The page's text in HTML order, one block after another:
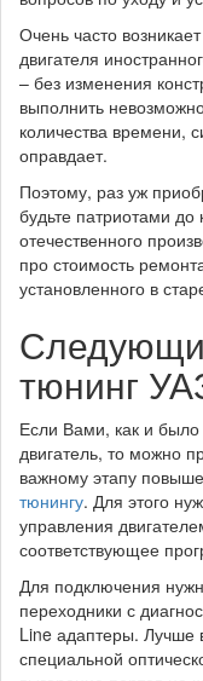
Очень часто
двигателя
– без изменения
выполнить
количества времени,
оправдает.
Поэтому, раз уж
будьте патриотами до
отечественного
про стоимость
установленного в
тюнинг
Если Вами, как и
двигатель, то можно
важному этапу
тюнингу. Для этого
управления
соответствующее
Для подключения
переходники с
Line адаптеры. Лучше
специальной